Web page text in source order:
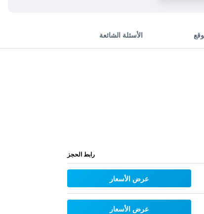
الأسئلة الشائعة
رابط الحجز
عرض الأسعار
عرض الأسعار